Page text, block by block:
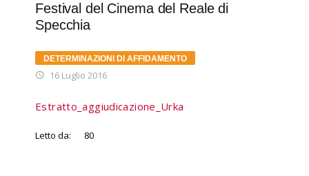
Festival del Cinema del Reale di
Specchia
DETERMINAZIONI DI AFFIDAMENTO
16 Luglio 2016
Estratto_aggiudicazione_Urka
Letto da: 80